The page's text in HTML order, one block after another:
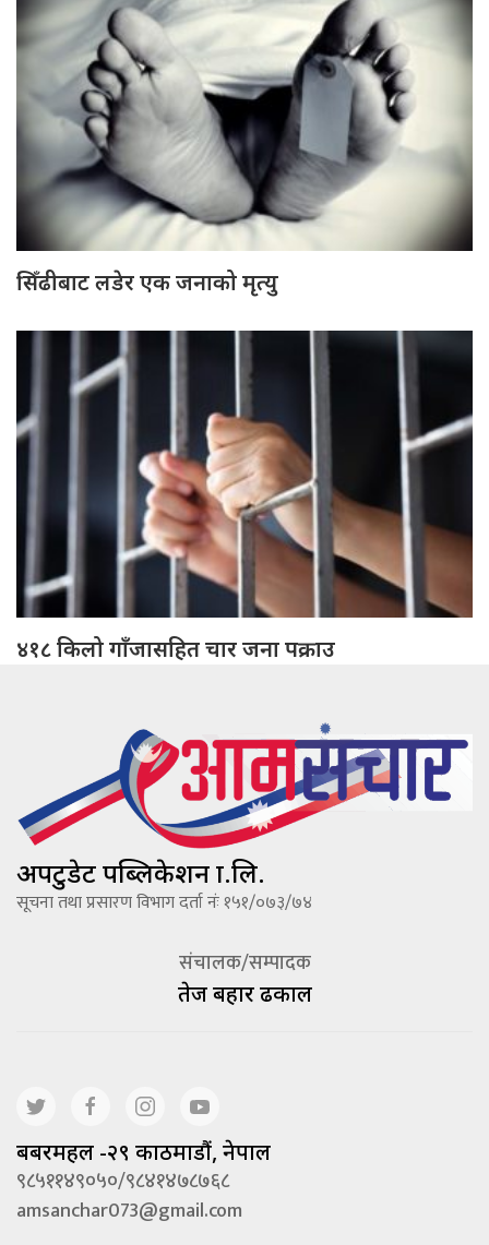
सिँढीबाट लडेर एक जनाको मृत्यु
४१८ किलो गाँजासहित चार जना पक्राउ
अपटुडेट पब्लिकेशन प्रा.लि.
सूचना तथा प्रसारण विभाग दर्ता नंः १५१/०७३/७४
संचालक/सम्पादक
तेज बहादूर ढकाल
बबरमहल -२९ काठमाडौं, नेपाल
९८५११४९०५०/९८४१४७८७६८
amsanchar073@gmail.com